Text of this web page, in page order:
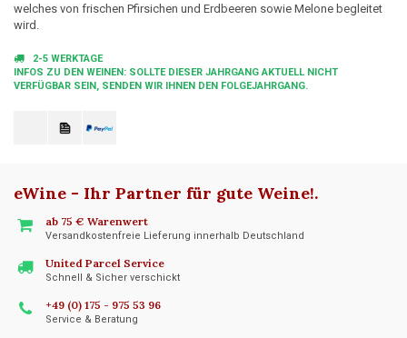
welches von frischen Pfirsichen und Erdbeeren sowie Melone begleitet
wird.
2-5 WERKTAGE
INFOS ZU DEN WEINEN: SOLLTE DIESER JAHRGANG AKTUELL NICHT
VERFÜGBAR SEIN, SENDEN WIR IHNEN DEN FOLGEJAHRGANG.
eWine - Ihr Partner für gute Weine!.
ab 75 € Warenwert
Versandkostenfreie Lieferung innerhalb Deutschland
United Parcel Service
Schnell & Sicher verschickt
+49 (0) 175 - 975 53 96
Service & Beratung